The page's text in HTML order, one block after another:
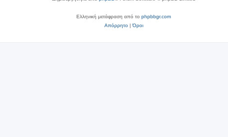
Ελληνική μετάφραση από το phpbbgr.com
Απόρρητο|Όροι